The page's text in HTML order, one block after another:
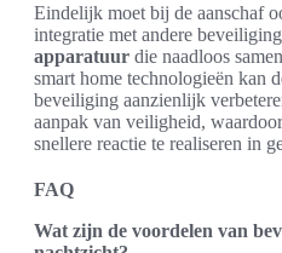
Eindelijk moet bij de aanschaf
integratie met andere
apparatuur die naadloos
smart home technologieën kan
beveiliging aanzienlijk
aanpak van veiligheid,
snellere reactie te realiseren in
FAQ
Wat zijn de voordelen van